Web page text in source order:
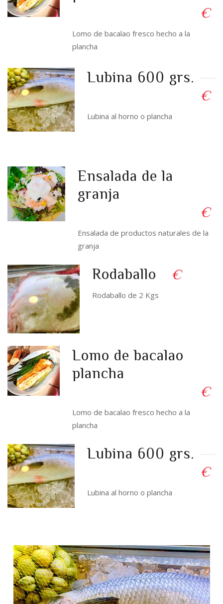
€
Lomo de bacalao fresco hecho a la
plancha
Lubina 600 grs.
€
Lubina al horno o plancha
Ensalada de la
granja
€
Ensalada de productos naturales de la
granja
Rodaballo €
Rodaballo de 2 Kgs
Lomo de bacalao
plancha
€
Lomo de bacalao fresco hecho a la
plancha
Lubina 600 grs.
€
Lubina al horno o plancha